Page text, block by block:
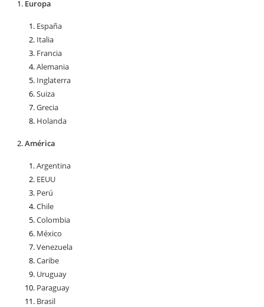
Europa
España
Italia
Francia
Alemania
Inglaterra
Suiza
Grecia
Holanda
América
Argentina
EEUU
Perú
Chile
Colombia
México
Venezuela
Caribe
Uruguay
Paraguay
Brasil